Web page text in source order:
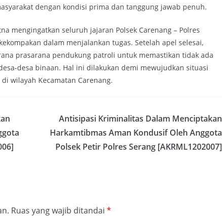
dengan kondisi prima dan tanggung jawab penuh.
mengingatkan seluruh jajaran Polsek Carenang – Polres
dalam menjalankan tugas. Setelah apel selesai,
prasarana pendukung patroli untuk memastikan tidak ada
desa binaan. Hal ini dilakukan demi mewujudkan situasi
wilayah Kecamatan Carenang.
Antisipasi Kriminalitas Dalam Menciptakan
Harkamtibmas Aman Kondusif Oleh Anggota
Polsek Petir Polres Serang [AKRML1202007]
Ruas yang wajib ditandai *